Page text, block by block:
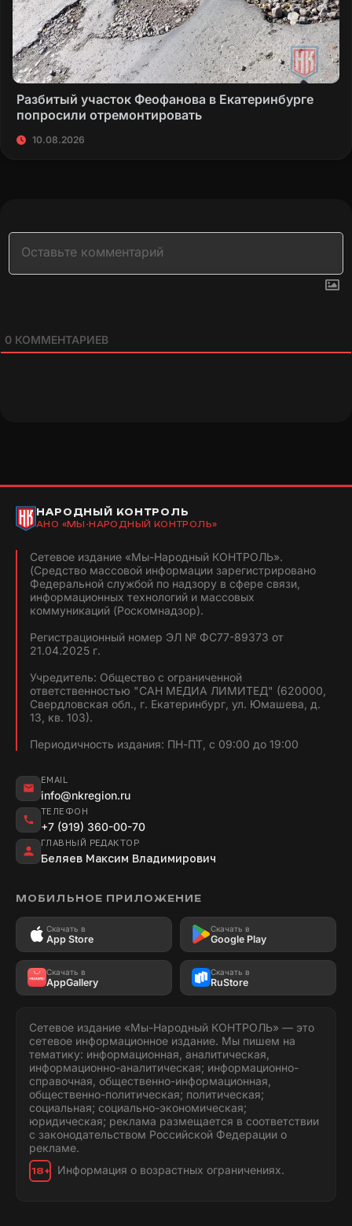
Разбитый участок Феофанова в Екатеринбурге
попросили отремонтировать
10.08.2026
0 КОММЕНТАРИЕВ
НАРОДНЫЙ КОНТРОЛЬ
АНО «МЫ-НАРОДНЫЙ КОНТРОЛЬ»
Сетевое издание «Мы-Народный КОНТРОЛЬ».
(Средство массовой информации зарегистрировано
Федеральной службой по надзору в сфере связи,
информационных технологий и массовых
коммуникаций (Роскомнадзор).
Регистрационный номер ЭЛ № ФС77-89373 от
21.04.2025 г.
Учредитель: Общество с ограниченной
ответственностью "САН МЕДИА ЛИМИТЕД" (620000,
Свердловская обл., г. Екатеринбург, ул. Юмашева, д.
13, кв. 103).
Периодичность издания: ПН-ПТ, с 09:00 до 19:00
EMAIL
info@nkregion.ru
ТЕЛЕФОН
+7 (919) 360-00-70
ГЛАВНЫЙ РЕДАКТОР
Беляев Максим Владимирович
МОБИЛЬНОЕ ПРИЛОЖЕНИЕ
Скачать в
App Store
Скачать в
Google Play
Скачать в
AppGallery
Скачать в
RuStore
Сетевое издание «Мы-Народный КОНТРОЛЬ» — это
сетевое информационное издание. Мы пишем на
тематику: информационная, аналитическая,
информационно-аналитическая; информационно-
справочная, общественно-информационная,
общественно-политическая; политическая;
социальная; социально-экономическая;
юридическая; реклама размещается в соответствии
с законодательством Российской Федерации о
рекламе.
18+ Информация о возрастных ограничениях.